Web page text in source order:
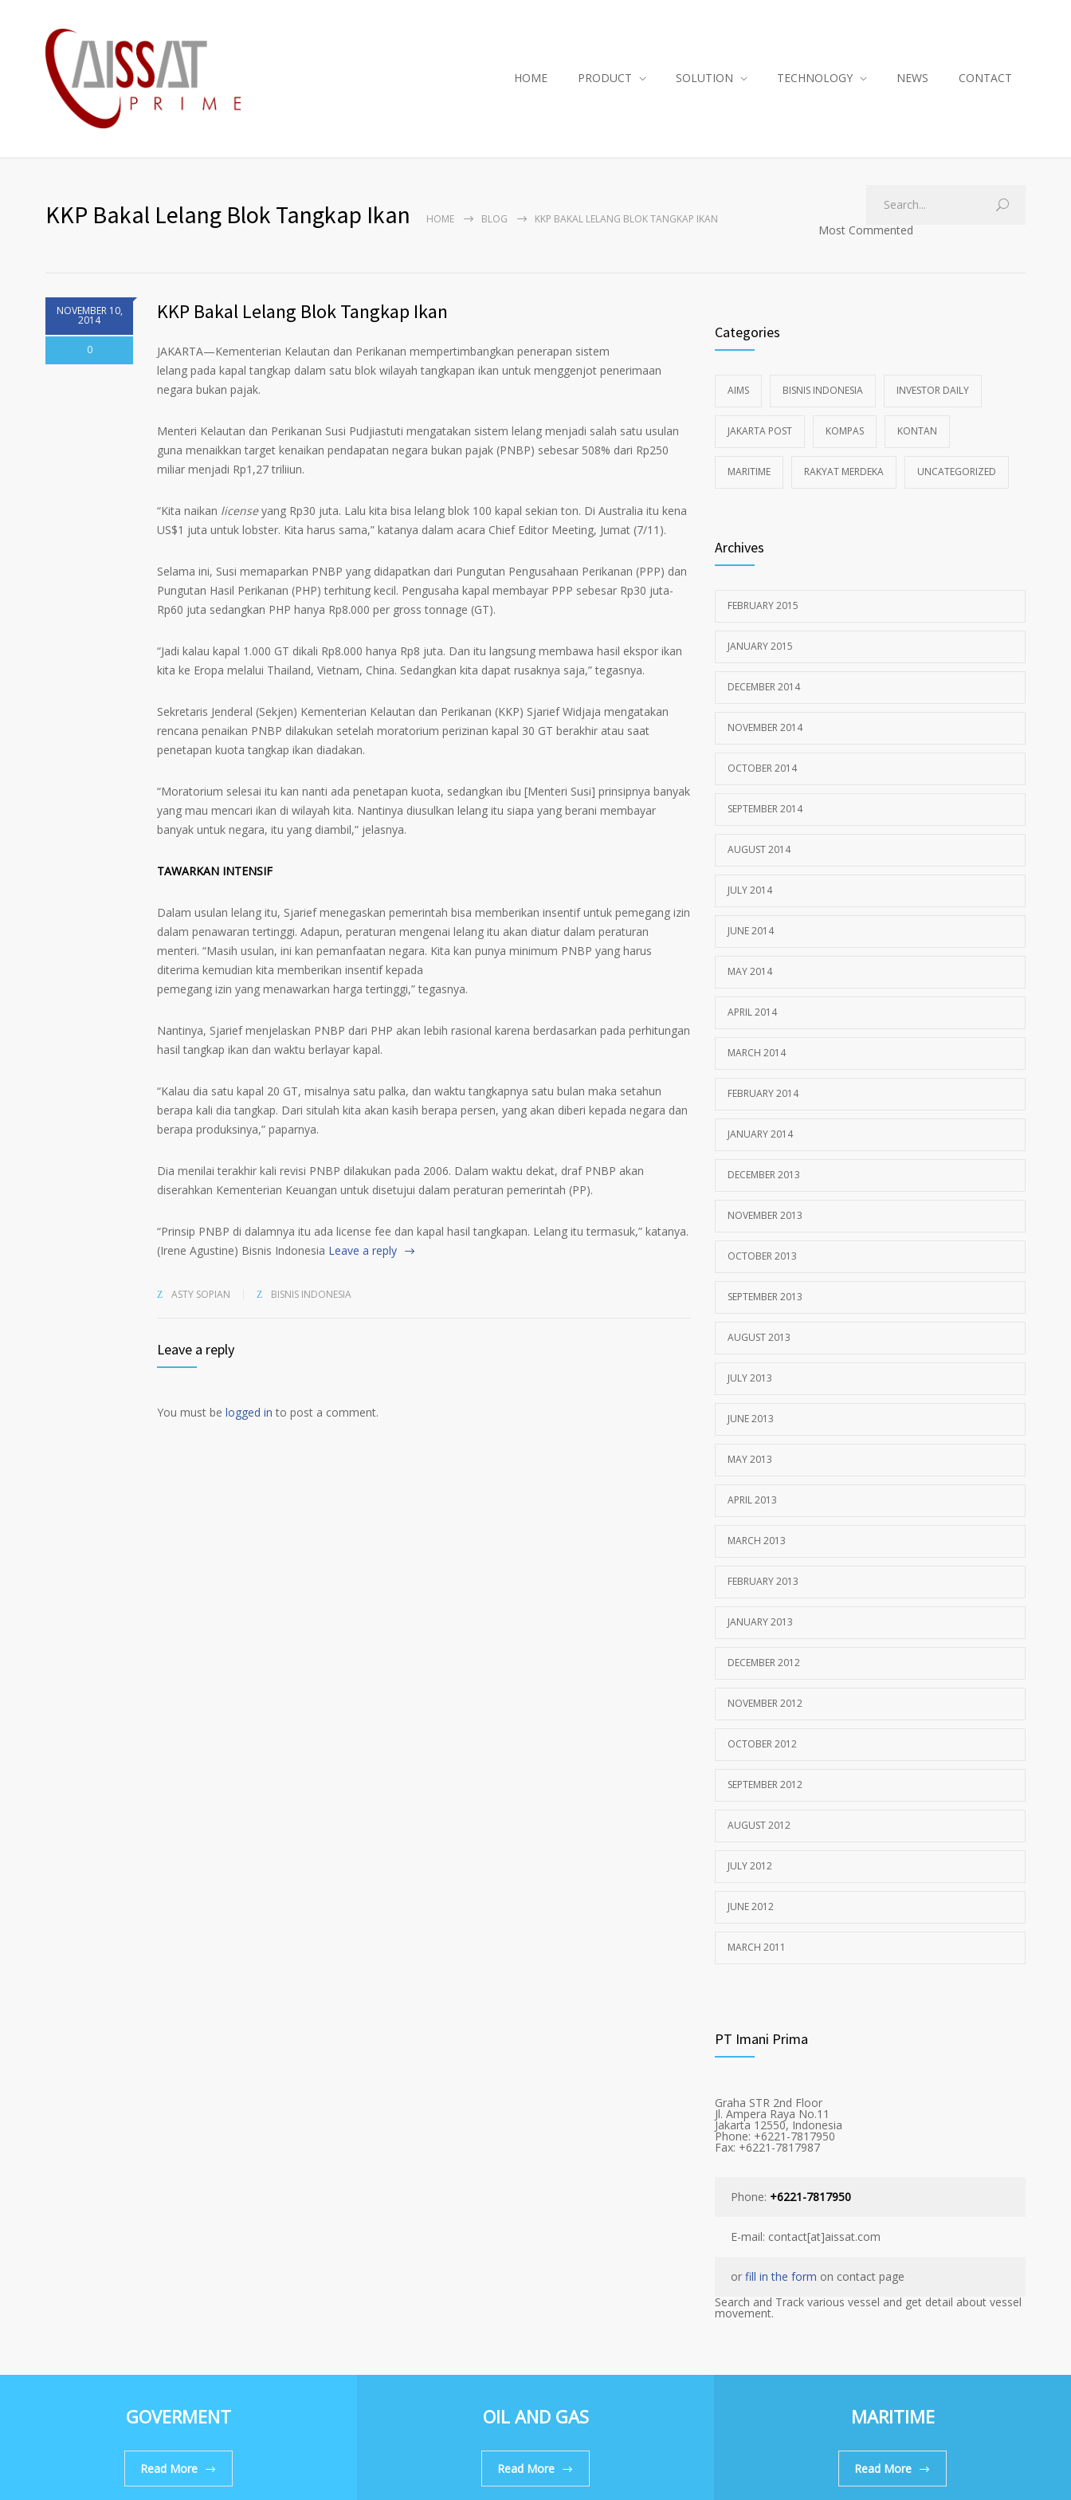
HOME PRODUCT SOLUTION TECHNOLOGY NEWS CONTACT
KKP Bakal Lelang Blok Tangkap Ikan HOME BLOG KKP BAKAL LELANG BLOK TANGKAP IKAN
Most Commented
NOVEMBER 10,
2014
0
KKP Bakal Lelang Blok Tangkap Ikan
JAKARTA—Kementerian Kelautan dan Perikanan mempertimbangkan penerapan sistem
lelang pada kapal tangkap dalam satu blok wilayah tangkapan ikan untuk menggenjot penerimaan
negara bukan pajak.
Menteri Kelautan dan Perikanan Susi Pudjiastuti mengatakan sistem lelang menjadi salah satu usulan
guna menaikkan target kenaikan pendapatan negara bukan pajak (PNBP) sebesar 508% dari Rp250
miliar menjadi Rp1,27 triliiun.
“Kita naikan licenseyang Rp30 juta. Lalu kita bisa lelang blok 100 kapal sekian ton. Di Australia itu kena
US$1 juta untuk lobster. Kita harus sama,” katanya dalam acara Chief Editor Meeting, Jumat (7/11).
Selama ini, Susi memaparkan PNBP yang didapatkan dari Pungutan Pengusahaan Perikanan (PPP) dan
Pungutan Hasil Perikanan (PHP) terhitung kecil. Pengusaha kapal membayar PPP sebesar Rp30 juta-
Rp60 juta sedangkan PHP hanya Rp8.000 per gross tonnage (GT).
“Jadi kalau kapal 1.000 GT dikali Rp8.000 hanya Rp8 juta. Dan itu langsung membawa hasil ekspor ikan
kita ke Eropa melalui Thailand, Vietnam, China. Sedangkan kita dapat rusaknya saja,” tegasnya.
Sekretaris Jenderal (Sekjen) Kementerian Kelautan dan Perikanan (KKP) Sjarief Widjaja mengatakan
rencana penaikan PNBP dilakukan setelah moratorium perizinan kapal 30 GT berakhir atau saat
penetapan kuota tangkap ikan diadakan.
“Moratorium selesai itu kan nanti ada penetapan kuota, sedangkan ibu [Menteri Susi] prinsipnya banyak
yang mau mencari ikan di wilayah kita. Nantinya diusulkan lelang itu siapa yang berani membayar
banyak untuk negara, itu yang diambil,” jelasnya.
TAWARKAN INTENSIF
Dalam usulan lelang itu, Sjarief menegaskan pemerintah bisa memberikan insentif untuk pemegang izin
dalam penawaran tertinggi. Adapun, peraturan mengenai lelang itu akan diatur dalam peraturan
menteri. “Masih usulan, ini kan pemanfaatan negara. Kita kan punya minimum PNBP yang harus
diterima kemudian kita memberikan insentif kepada
pemegang izin yang menawarkan harga tertinggi,” tegasnya.
Nantinya, Sjarief menjelaskan PNBP dari PHP akan lebih rasional karena berdasarkan pada perhitungan
hasil tangkap ikan dan waktu berlayar kapal.
“Kalau dia satu kapal 20 GT, misalnya satu palka, dan waktu tangkapnya satu bulan maka setahun
berapa kali dia tangkap. Dari situlah kita akan kasih berapa persen, yang akan diberi kepada negara dan
berapa produksinya,” paparnya.
Dia menilai terakhir kali revisi PNBP dilakukan pada 2006. Dalam waktu dekat, draf PNBP akan
diserahkan Kementerian Keuangan untuk disetujui dalam peraturan pemerintah (PP).
“Prinsip PNBP di dalamnya itu ada license fee dan kapal hasil tangkapan. Lelang itu termasuk,” katanya.
(Irene Agustine) Bisnis Indonesia Leave a reply
ASTY SOPIAN BISNIS INDONESIA
Leave a reply
You must be logged in to post a comment.
Categories
AIMS BISNIS INDONESIA INVESTOR DAILY
JAKARTA POST KOMPAS KONTAN
MARITIME RAKYAT MERDEKA UNCATEGORIZED
Archives
FEBRUARY 2015
JANUARY 2015
DECEMBER 2014
NOVEMBER 2014
OCTOBER 2014
SEPTEMBER 2014
AUGUST 2014
JULY 2014
JUNE 2014
MAY 2014
APRIL 2014
MARCH 2014
FEBRUARY 2014
JANUARY 2014
DECEMBER 2013
NOVEMBER 2013
OCTOBER 2013
SEPTEMBER 2013
AUGUST 2013
JULY 2013
JUNE 2013
MAY 2013
APRIL 2013
MARCH 2013
FEBRUARY 2013
JANUARY 2013
DECEMBER 2012
NOVEMBER 2012
OCTOBER 2012
SEPTEMBER 2012
AUGUST 2012
JULY 2012
JUNE 2012
MARCH 2011
PT Imani Prima
Graha STR 2nd Floor
Jl. Ampera Raya No.11
Jakarta 12550, Indonesia
Phone: +6221-7817950
Fax: +6221-7817987
Phone: +6221-7817950
E-mail: contact[at]aissat.com
or fill in the form on contact page
Search and Track various vessel and get detail about vessel
movement.
GOVERMENT
Read More
OIL AND GAS
Read More
MARITIME
Read More